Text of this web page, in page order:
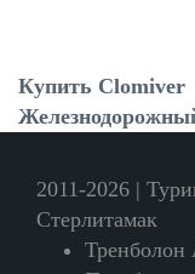
Купить Clomiver
2011-2026 |
Стерлитамак
Тренболон